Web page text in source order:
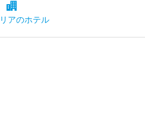
アのホテル